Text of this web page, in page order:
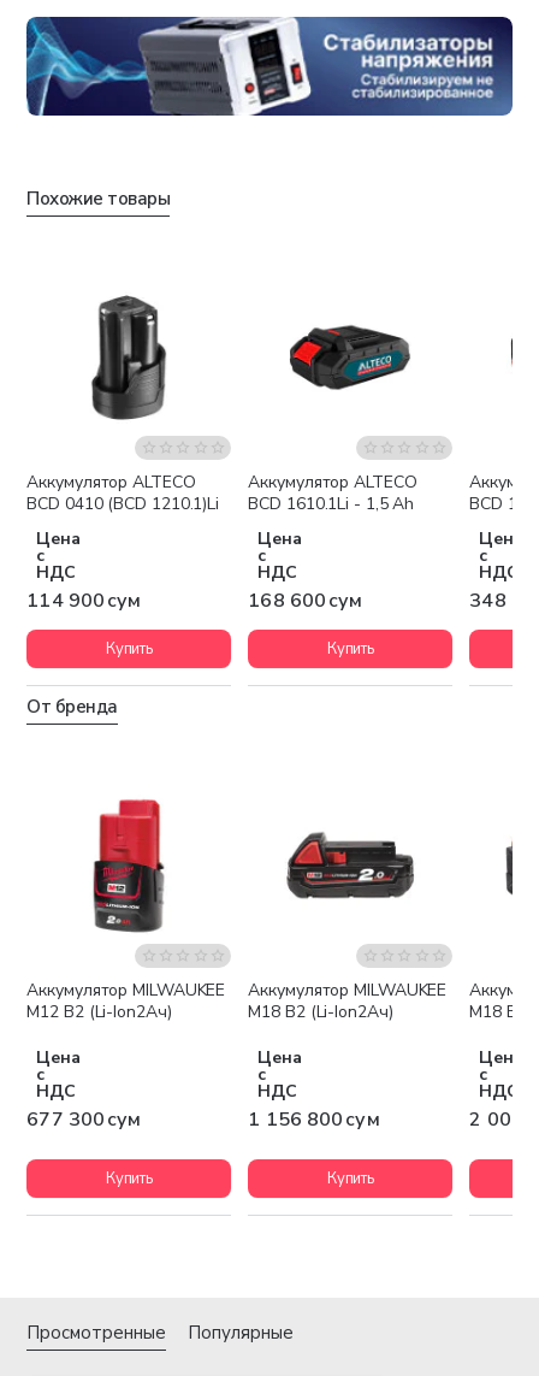
Похожие товары
Аккумулятор ALTECO
BCD 0410 (BCD 1210.1)Li
Цена
с
НДС
114 900 сум
Купить
Аккумулятор ALTECO
BCD 1610.1Li - 1,5 Ah
Цена
с
НДС
168 600 сум
Купить
BCD
Цена
с
НДС
348
От бренда
Аккумулятор MILWAUKEE
M12 B2 (Li-Ion2Ач)
Цена
с
НДС
677 300 сум
Купить
Бесплатная доставка
Аккумулятор MILWAUKEE
M18 B2 (Li-Ion2Ач)
Цена
с
НДС
1 156 800 сум
Купить
M18 B5
Цена
с
НДС
2 003
Просмотренные Популярные